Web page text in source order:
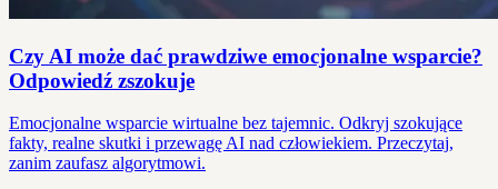
Czy AI może dać prawdziwe emocjonalne wsparcie?
Odpowiedź zszokuje
Emocjonalne wsparcie wirtualne bez tajemnic. Odkryj szokujące
fakty, realne skutki i przewagę AI nad człowiekiem. Przeczytaj,
zanim zaufasz algorytmowi.